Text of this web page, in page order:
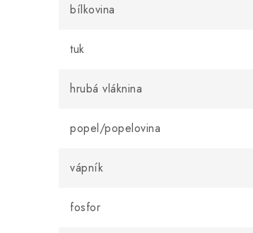
bílkovina
tuk
hrubá vláknina
popel/popelovina
vápník
fosfor